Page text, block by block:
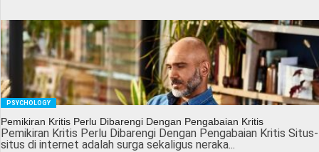
PSYCHOLOGY
Pemikiran Kritis Perlu Dibarengi Dengan Pengabaian Kritis
Pemikiran Kritis Perlu Dibarengi Dengan Pengabaian Kritis Situs-
situs di internet adalah surga sekaligus neraka...